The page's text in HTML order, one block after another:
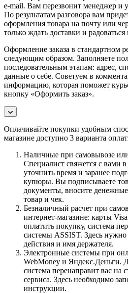
e-mail. Вам перезвонит менеджер и
По результатам разговора вам
оформления товара на почту или
только ждать доставки и
Оформление заказа в стандартном
следующим образом. Заполняете
последовательным этапам: адрес,
данные о себе. Советуем в
информацию, которая поможет
кнопку «Оформить заказ».
Оплачивайте покупки удобным
магазине доступно 3 варианта
Наличные при самовывозе
Специалист свяжется с вами
уточнить время и заранее
купюры. Вы подписываете
документы, вносите денежные
товар и чек.
Безналичный расчет при
интернет-магазине: карты
оплатить покупку, система
системы ASSIST. Здесь
действия и имя держателя.
Электронные системы при
WebMoney и Яндекс.Деньги.
система перенаправит вас на
сервиса. Здесь необходимо
инструкции.